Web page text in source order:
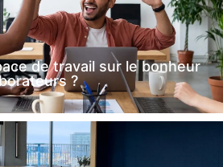
de travail sur le bonheur
?